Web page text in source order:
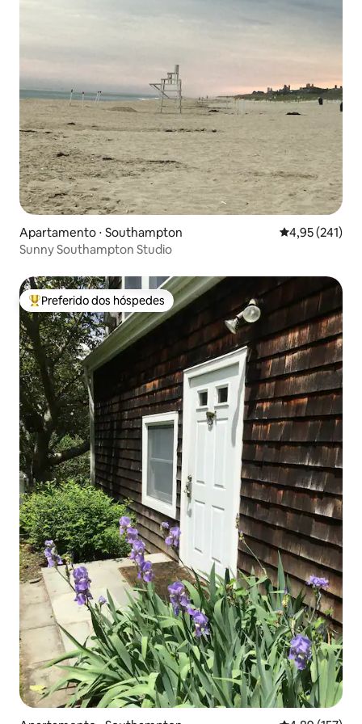
Apartamento ⋅ Southampton 4,95 de uma
4,95 (241)
Sunny Southampton Studio
Entre os melhores preferidos dos hóspedes
Preferido dos hóspedes